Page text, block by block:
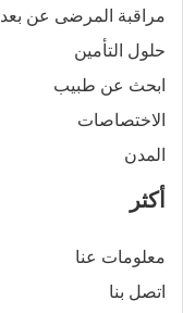
مراقبة المرضى عن بعد
حلول التأمين
ابحث عن طبيب
الاختصاصات
المدن
أكثر
معلومات عنا
اتصل بنا